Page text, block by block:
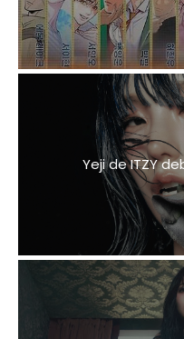
Yeji de ITZY